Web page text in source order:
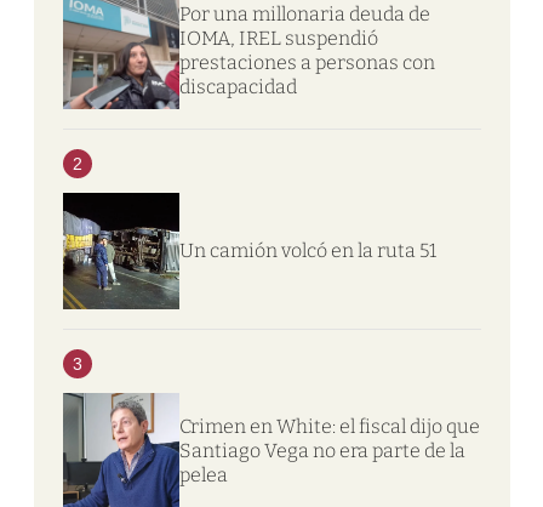
Por una millonaria deuda de
IOMA, IREL suspendió
prestaciones a personas con
discapacidad
2
Un camión volcó en la ruta 51
3
Crimen en White: el fiscal dijo que
Santiago Vega no era parte de la
pelea